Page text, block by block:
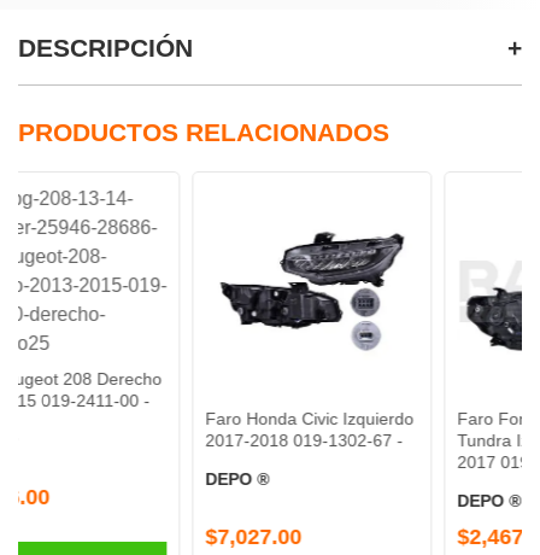
DESCRIPCIÓN
PRODUCTOS RELACIONADOS
Derecho
00 -
Faro Honda Civic Izquierdo
2017-2018 019-1302-67 -
$7,027.00
Faro Fondo Negro
Tundra Izquierdo
2017 019-3017-33 -
$2,467.00